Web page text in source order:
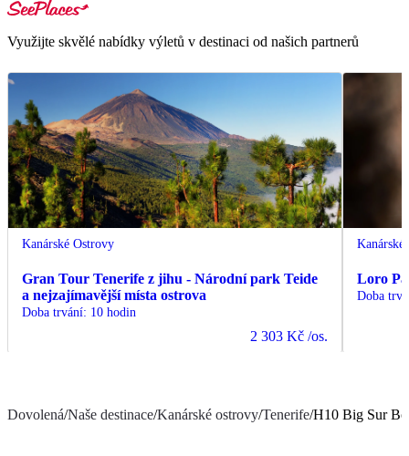
Využijte skvělé nabídky výletů v destinaci od našich partnerů
Kanárské Ostrovy
Gran Tour Tenerife z jihu - Národní park Teide
a nejzajímavější místa ostrova
Doba trvání: 10 hodin
2 303 Kč /os.
Loro
Doba
Dovolená/Naše destinace/Kanárské ostrovy/Tenerife/H10 Big Sur